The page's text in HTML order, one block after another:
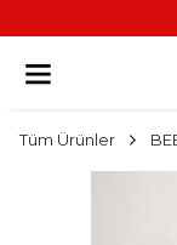
Tüm Ürünler